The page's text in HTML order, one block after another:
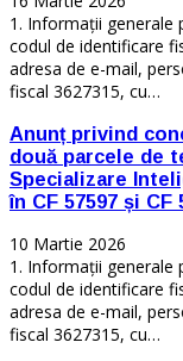
1. Informații generale
codul de identificare
adresa de e-mail,
fiscal 3627315, cu…
Anunț privind
două parcele de
Specializare
în CF 57597 și CF
10 Martie 2026
1. Informații generale
codul de identificare
adresa de e-mail,
fiscal 3627315, cu…